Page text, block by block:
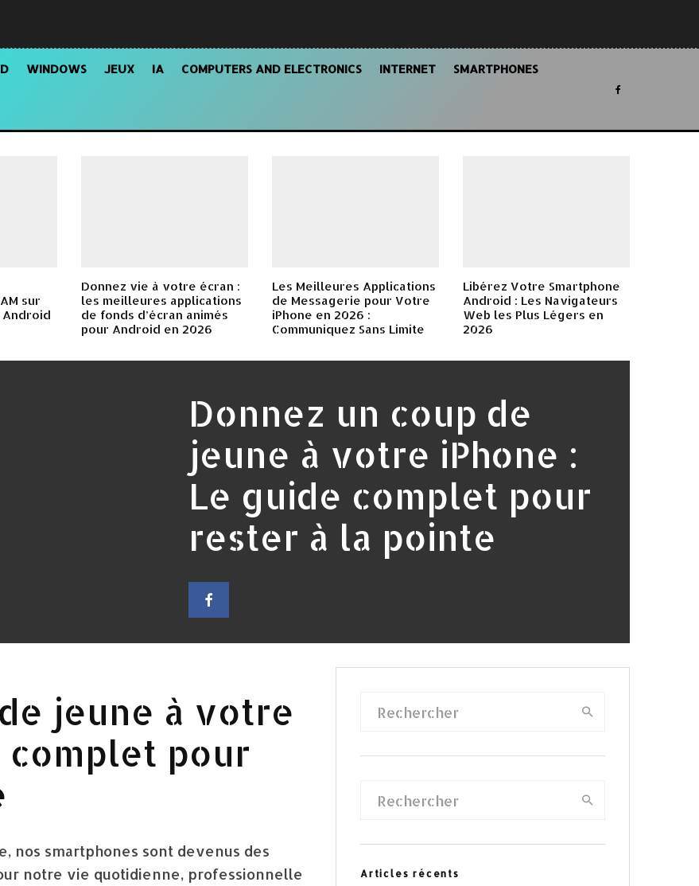
WINDOWS JEUX IA COMPUTERS AND ELECTRONICS INTERNET SMARTPHONES
sur
Donnez vie à votre écran :
les meilleures applications
de fonds d’écran animés
pour Android en 2026
Les Meilleures Applications
de Messagerie pour Votre
iPhone en 2026 :
Communiquez Sans Limite
Libérez Votre Smartphone
Android : Les Navigateurs
Web les Plus Légers en
2026
Donnez un coup de
jeune à votre iPhone :
Le guide complet pour
rester à la pointe
jeune à votre
complet pour
nos smartphones sont devenus des
notre vie quotidienne, professionnelle
Articles récents